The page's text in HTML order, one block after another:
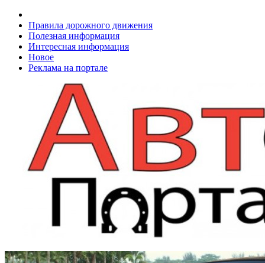
Правила дорожного движения
Полезная информация
Интересная информация
Новое
Реклама на портале